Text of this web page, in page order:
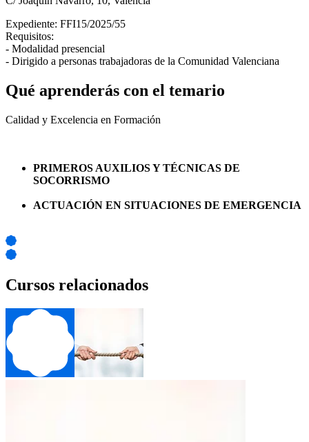
Expediente: FFI15/2025/55
Requisitos:
- Modalidad presencial
- Dirigido a personas trabajadoras de la Comunidad Valenciana
Qué aprenderás con el temario
Calidad y Excelencia en Formación
PRIMEROS AUXILIOS Y TÉCNICAS DE
SOCORRISMO
ACTUACIÓN EN SITUACIONES DE EMERGENCIA
Cursos relacionados